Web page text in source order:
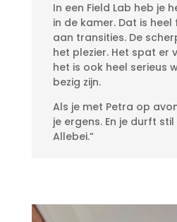
In een Field Lab heb je
in de kamer. Dat is heel
aan transities. De
het plezier. Het spat er
het is ook heel serieus
bezig zijn.
Als je met Petra op
je ergens. En je durft
Allebei.”